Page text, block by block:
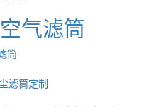
气滤筒
筒